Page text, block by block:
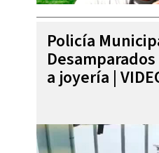
Policía
a joyería |